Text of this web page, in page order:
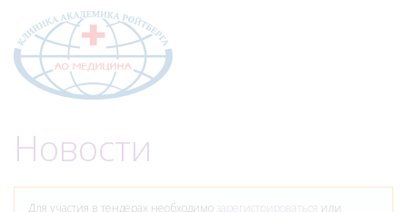
Новости
Для участия в тендерах необходимо зарегистрироваться или